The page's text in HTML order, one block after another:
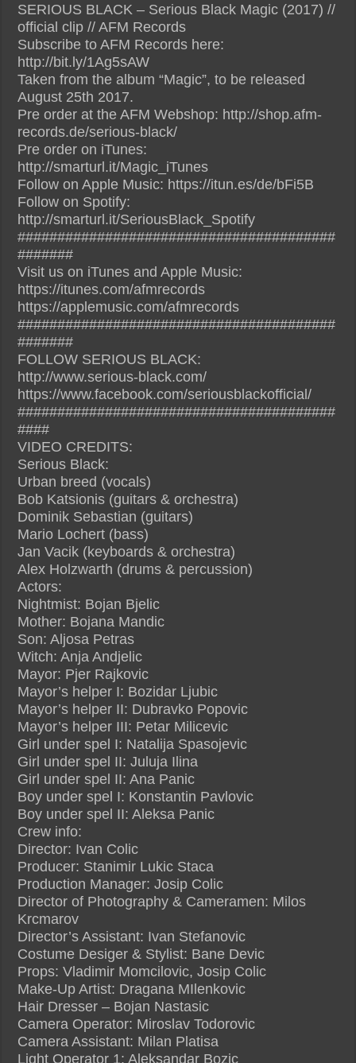
SERIOUS BLACK – Serious Black Magic (2017) //
official clip // AFM Records
Subscribe to AFM Records here:
http://bit.ly/1Ag5sAW
Taken from the album “Magic”, to be released
August 25th 2017.
Pre order at the AFM Webshop: http://shop.afm-
records.de/serious-black/
Pre order on iTunes:
http://smarturl.it/Magic_iTunes
Follow on Apple Music: https://itun.es/de/bFi5B
Follow on Spotify:
http://smarturl.it/SeriousBlack_Spotify
########################################
#######
Visit us on iTunes and Apple Music:
https://itunes.com/afmrecords
https://applemusic.com/afmrecords
########################################
#######
FOLLOW SERIOUS BLACK:
http://www.serious-black.com/
https://www.facebook.com/seriousblackofficial/
########################################
####
VIDEO CREDITS:
Serious Black:
Urban breed (vocals)
Bob Katsionis (guitars & orchestra)
Dominik Sebastian (guitars)
Mario Lochert (bass)
Jan Vacik (keyboards & orchestra)
Alex Holzwarth (drums & percussion)
Actors:
Nightmist: Bojan Bjelic
Mother: Bojana Mandic
Son: Aljosa Petras
Witch: Anja Andjelic
Mayor: Pjer Rajkovic
Mayor’s helper I: Bozidar Ljubic
Mayor’s helper II: Dubravko Popovic
Mayor’s helper III: Petar Milicevic
Girl under spel I: Natalija Spasojevic
Girl under spel II: Juluja Ilina
Girl under spel II: Ana Panic
Boy under spel I: Konstantin Pavlovic
Boy under spel II: Aleksa Panic
Crew info:
Director: Ivan Colic
Producer: Stanimir Lukic Staca
Production Manager: Josip Colic
Director of Photography & Cameramen: Milos
Krcmarov
Director’s Assistant: Ivan Stefanovic
Costume Desiger & Stylist: Bane Devic
Props: Vladimir Momcilovic, Josip Colic
Make-Up Artist: Dragana MIlenkovic
Hair Dresser – Bojan Nastasic
Camera Operator: Miroslav Todorovic
Camera Assistant: Milan Platisa
Light Operator 1: Aleksandar Bozic